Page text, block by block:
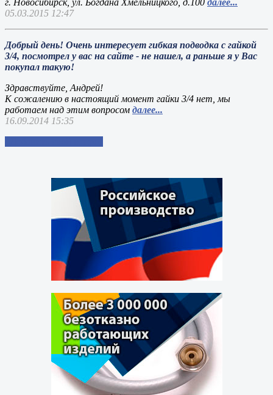
г. Новосибирск, ул. Богдана Хмельницкого, д.100 далее...
05.03.2015 12:47
Добрый день! Очень интересует гибкая подводка с гайкой
3/4, посмотрел у вас на сайте - не нашел, а раньше я у Вас
покупал такую!
Здравствуйте, Андрей!
К сожалению в настоящий момент гайки 3/4 нет, мы
работаем над этим вопросом далее...
16.09.2014 15:35